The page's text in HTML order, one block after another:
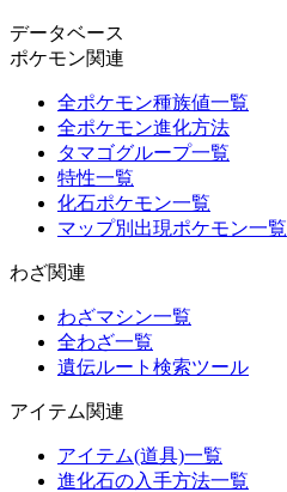
データベース
ポケモン関連
全ポケモン種族値一覧
全ポケモン進化方法
タマゴグループ一覧
特性一覧
化石ポケモン一覧
マップ別出現ポケモン一覧
わざ関連
わざマシン一覧
全わざ一覧
遺伝ルート検索ツール
アイテム関連
アイテム(道具)一覧
進化石の入手方法一覧